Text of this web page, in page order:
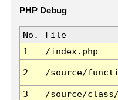
PHP Debug
No. File
1
/index.php
2 /source/
3 /source/